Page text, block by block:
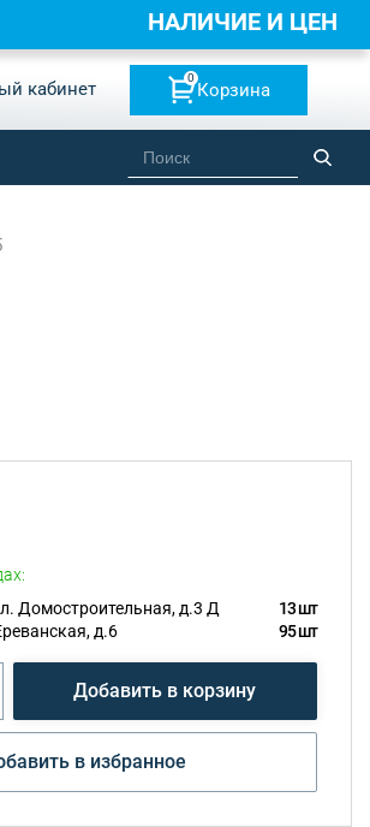
кабинет
0
Корзина
Домостроительная, д.3 Д
13 шт
д.6
95 шт
Добавить в корзину
в избранное
НАЛИЧИЕ И